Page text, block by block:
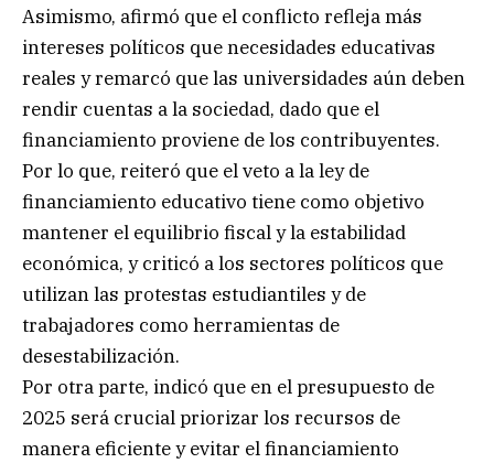
Asimismo, afirmó que el conflicto refleja más
intereses políticos que necesidades educativas
reales y remarcó que las universidades aún deben
rendir cuentas a la sociedad, dado que el
financiamiento proviene de los contribuyentes.
Por lo que, reiteró que el veto a la ley de
financiamiento educativo tiene como objetivo
mantener el equilibrio fiscal y la estabilidad
económica, y criticó a los sectores políticos que
utilizan las protestas estudiantiles y de
trabajadores como herramientas de
desestabilización.
Por otra parte, indicó que en el presupuesto de
2025 será crucial priorizar los recursos de
manera eficiente y evitar el financiamiento